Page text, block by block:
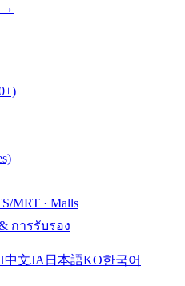
→
MRT · Malls
การรับรอง
中文JA 日本語KO한국어